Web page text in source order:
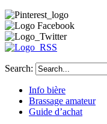
Search:
Info bière
Brassage amateur
Guide d’achat